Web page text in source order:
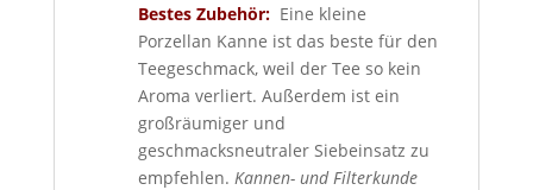
Bestes Zubehör:Eine kleine
Porzellan Kanne ist das beste für den
Teegeschmack, weil der Tee so kein
Aroma verliert. Außerdem ist ein
großräumiger und
geschmacksneutraler Siebeinsatz zu
empfehlen. Kannen- und Filterkunde